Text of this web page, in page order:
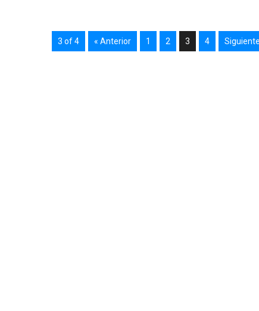
3 of 4 « Anterior 1 2 3 4